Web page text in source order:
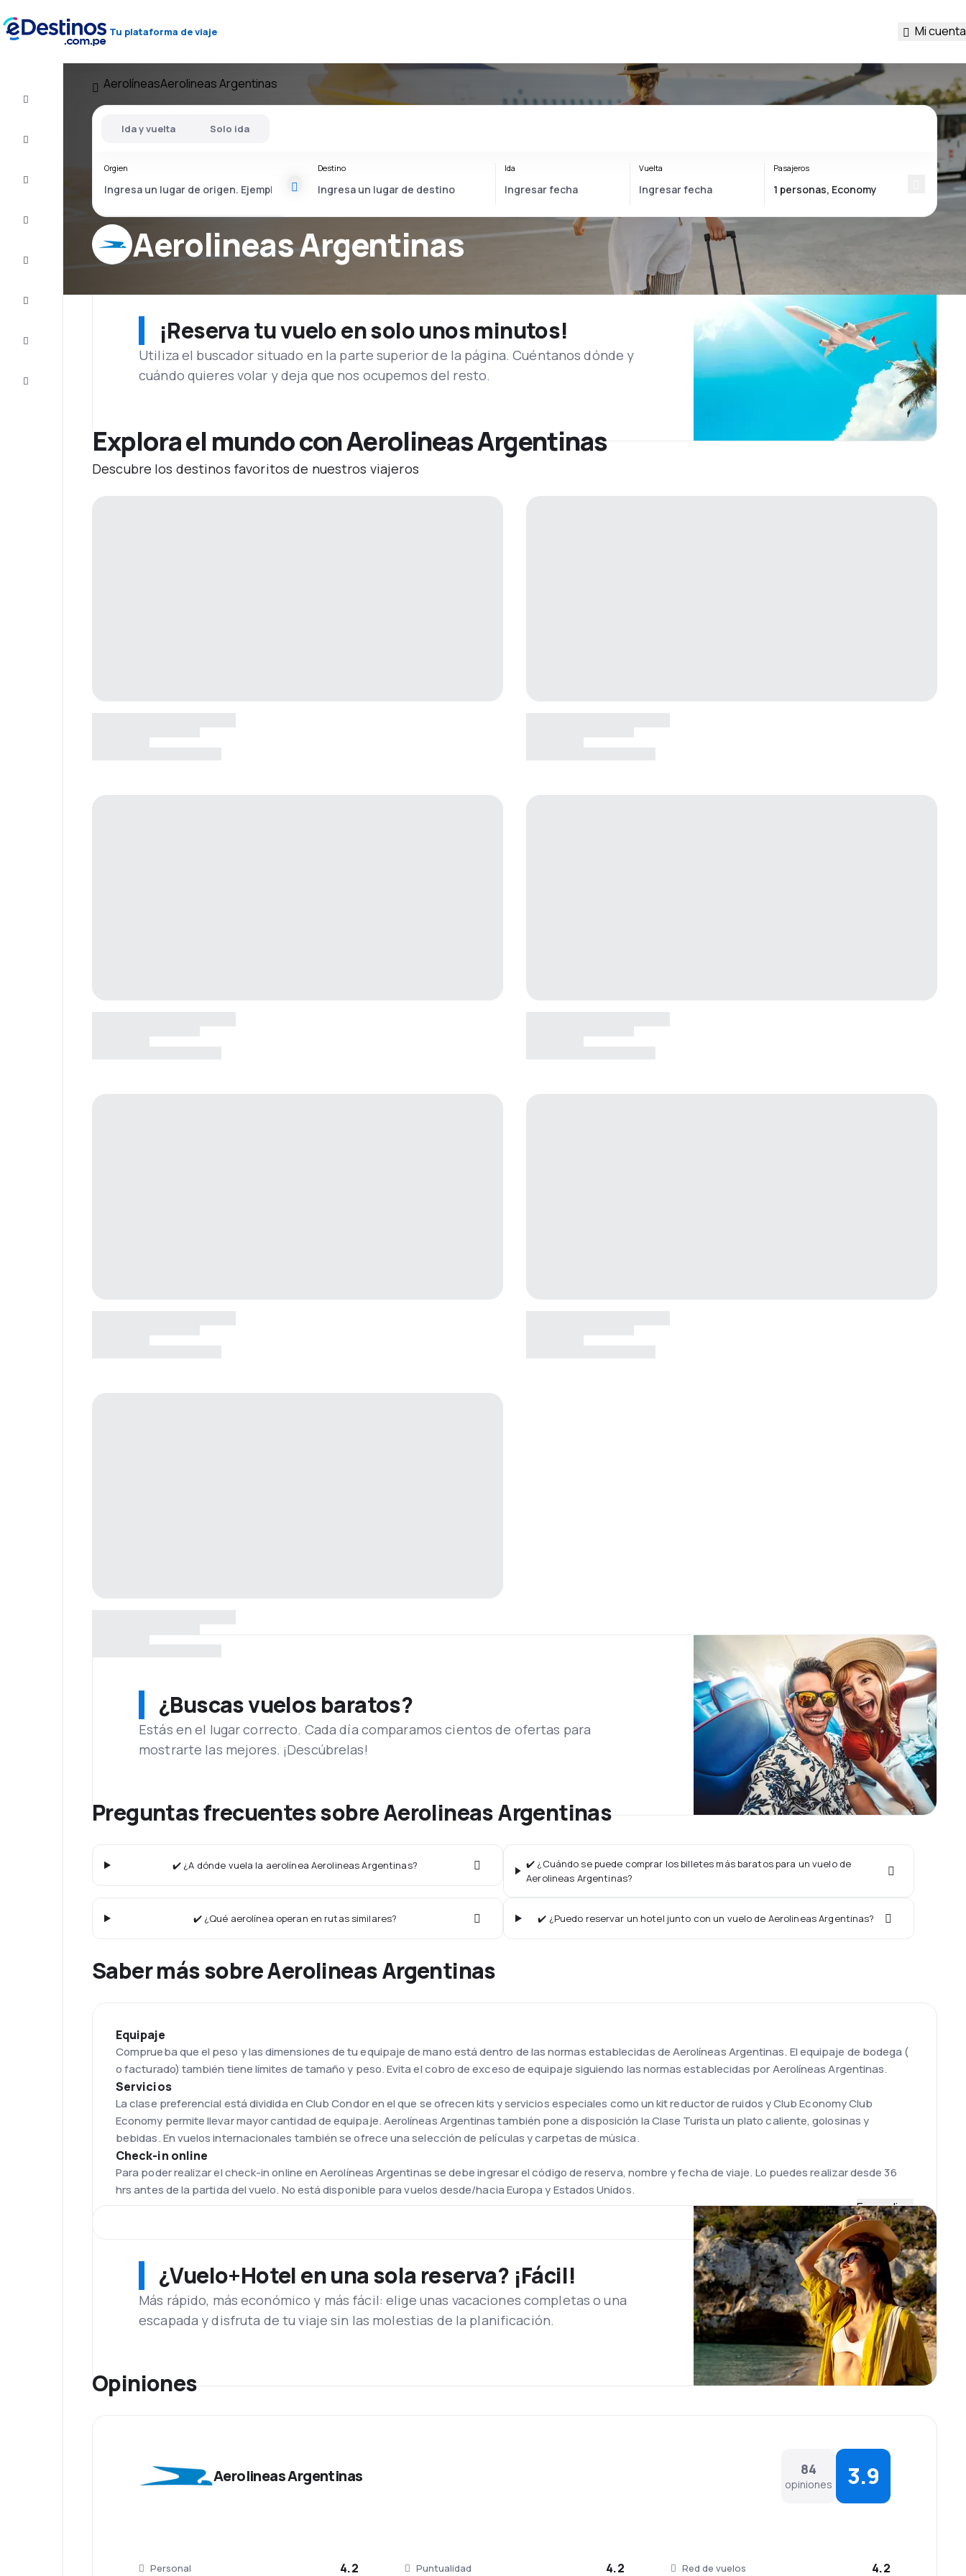
Tu plataforma de viaje Mi cuenta
Completa
AerolíneasAerolineas Argentinas
Aerolineas Argentinas
Ida y vuelta Solo ida
Orgien Destino Ida Vuelta Pasajeros
¡Reserva tu vuelo en solo unos minutos!
Utiliza el buscador situado en la parte superior de la página. Cuéntanos dónde y
cuándo quieres volar y deja que nos ocupemos del resto.
Explora el mundo con Aerolineas Argentinas
Descubre los destinos favoritos de nuestros viajeros
¿Buscas vuelos baratos?
Estás en el lugar correcto. Cada día comparamos cientos de ofertas para
mostrarte las mejores. ¡Descúbrelas!
Preguntas frecuentes sobre Aerolineas Argentinas
✔️ ¿A dónde vuela la aerolínea Aerolineas Argentinas?
✔️ ¿Cuándo se puede comprar los billetes más baratos para un vuelo de
Aerolineas Argentinas?
✔️ ¿Qué aerolínea operan en rutas similares? ✔️ ¿Puedo reservar un hotel junto con un vuelo de Aerolineas Argentinas?
Saber más sobre Aerolineas Argentinas
Equipaje
Comprueba que el peso y las dimensiones de tu equipaje de mano está dentro de las normas establecidas de Aerolíneas Argentinas. El equipaje de bodega (
o facturado) también tiene límites de tamaño y peso. Evita el cobro de exceso de equipaje siguiendo las normas establecidas por Aerolíneas Argentinas.
Servicios
La clase preferencial está dividida en Club Condor en el que se ofrecen kits y servicios especiales como un kit reductor de ruidos y Club Economy Club
Economy permite llevar mayor cantidad de equipaje. Aerolíneas Argentinas también pone a disposición la Clase Turista un plato caliente, golosinas y
bebidas. En vuelos internacionales también se ofrece una selección de películas y carpetas de música.
Check-in online
Para poder realizar el check-in online en Aerolíneas Argentinas se debe ingresar el código de reserva, nombre y fecha de viaje. Lo puedes realizar desde 36
hrs antes de la partida del vuelo. No está disponible para vuelos desde/hacia Europa y Estados Unidos.
La flota de Aerolíneas Argentinas está compuesta actualmente por 57 aviones, que incluyen 11 Airbus 340, Airbus 330-200, 26 Boeing 737-700/800 y 20
Aeroparque Jorge Newbery
El Aeroparque Metropolitano Jorge Newbery fue inaugurado en 1947 ganando el nombre como homenaje al pionero de la aeronáutica argentina. El
aeropuerto se encuentra alrededor de 2km del centro de Buenos Aires.
Dependiendo el trecho y el tempo de vuelo, Aerolineas Argentinas puede ofrecer refrigerios balanceados.
Aerolíneas Argentinas ofrece asistencia especial en el aeropuerto a embarazadas, extranjeros y adultos mayores; y comidas especiales a pasajeros que así
lo requieran por diferentes razones. También se ofrece sillas de ruedas para personas con problema de movilidad. Asimismo, en los vuelos a y desde Europa,
Expandir
¿Vuelo+Hotel en una sola reserva? ¡Fácil!
Más rápido, más económico y más fácil: elige unas vacaciones completas o una
escapada y disfruta de tu viaje sin las molestias de la planificación.
Opiniones
Aerolineas Argentinas 84
opiniones 3.9
Personal 4.2 Puntualidad 4.2 Red de vuelos 4.2